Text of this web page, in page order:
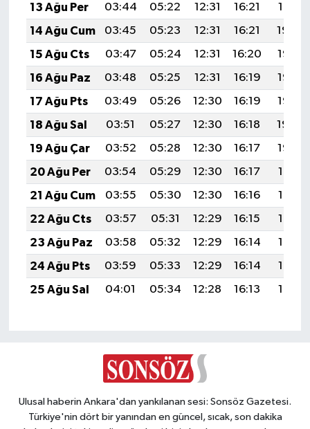
13 Ağu Per
03:44 05:22 12:31 16:21
19:31
14 Ağu Cum
03:45 05:23 12:31 16:21
19:29
15 Ağu Cts
03:47 05:24 12:31 16:20
19:28
16 Ağu Paz
03:48 05:25 12:31 16:19
19:27
17 Ağu Pts
03:49 05:26 12:30 16:19
19:25
18 Ağu Sal
03:51 05:27 12:30 16:18
19:24
19 Ağu Çar
03:52 05:28 12:30 16:17
19:22
20 Ağu Per
03:54 05:29 12:30 16:17
19:21
21 Ağu Cum
03:55 05:30 12:30 16:16
19:19
22 Ağu Cts
03:57 05:31 12:29 16:15
19:18
23 Ağu Paz
03:58 05:32 12:29 16:14
19:16
24 Ağu Pts
03:59 05:33 12:29 16:14
19:15
25 Ağu Sal
04:01 05:34 12:28 16:13 19:13
Ulusal haberin Ankara'dan yankılanan sesi: Sonsöz Gazetesi.
Türkiye'nin dört bir yanından en güncel, sıcak, son dakika